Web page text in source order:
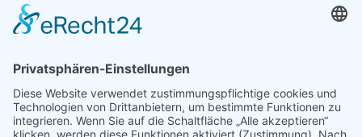
Archiv
Mediadaten
Fotos und Logos
Presseaussendungen
Presse